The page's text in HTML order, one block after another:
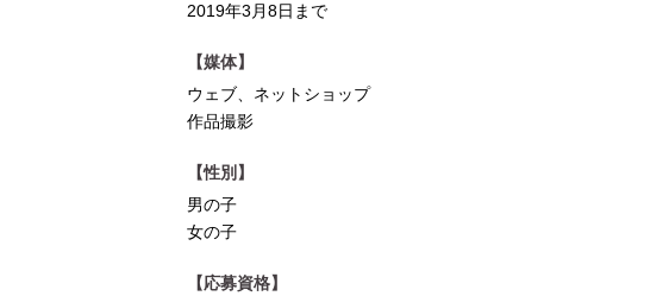
2019年3月8日まで
【媒体】
ウェブ、ネットショップ
作品撮影
【性別】
男の子
女の子
【応募資格】